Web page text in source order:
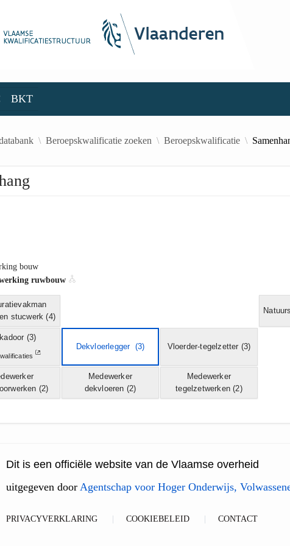
BKT
Beroepskwalificatie zoeken Beroepskwalificatie
bouw
ruwbouw
stucwerk (4)
(3)
Dekvloerlegger (3) Vloerder-tegelzetter (3)
(2)
Medewerker
dekvloeren (2)
Medewerker
tegelzetwerken(2)
Dit is een officiële website van de Vlaamse overheid
uitgegeven door Agentschap voor Hoger Onderwijs,
PRIVACYVERKLARING COOKIEBELEID CONTACT